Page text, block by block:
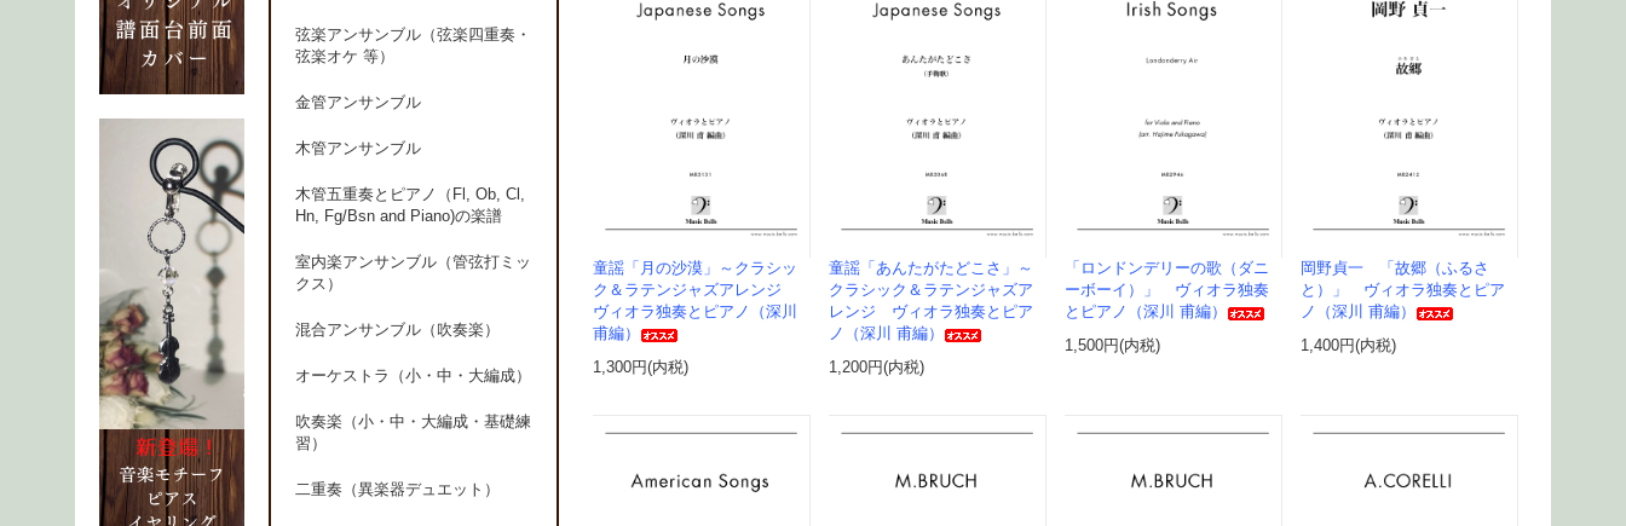
童謡「月の沙漠」～クラシッ
ク＆ラテンジャズアレンジ
ヴィオラ独奏とピアノ（深川
甫編）
1,300円(内税)
童謡「あんたがたどこさ」～
クラシック＆ラテンジャズア
レンジ ヴィオラ独奏とピア
ノ（深川 甫編）
1,200円(内税)
「ロンドンデリーの歌（ダニ
ーボーイ）」 ヴィオラ独奏
とピアノ（深川 甫編）
1,500円(内税)
岡野貞一 「故郷（ふるさ
と）」 ヴィオラ独奏とピア
ノ（深川 甫編）
1,400円(内税)
弦楽アンサンブル（弦楽四重奏・
弦楽オケ 等）
金管アンサンブル
木管アンサンブル
木管五重奏とピアノ（Fl, Ob, Cl,
Hn, Fg/Bsn and Piano)の楽譜
室内楽アンサンブル（管弦打ミッ
クス）
混合アンサンブル（吹奏楽）
オーケストラ（小・中・大編成）
吹奏楽（小・中・大編成・基礎練
習）
二重奏（異楽器デュエット）